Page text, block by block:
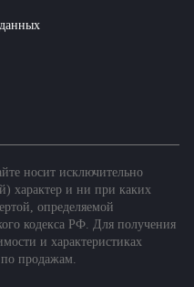
носит исключительно
характер и ни при каких
определяемой
кодекса РФ. Для получения
и характеристиках
продажам.